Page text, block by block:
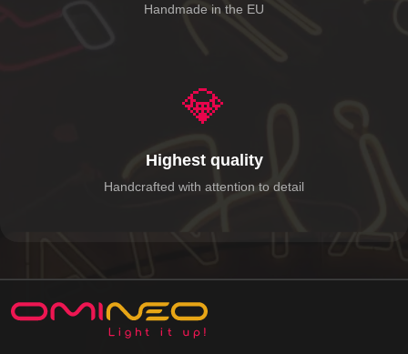
Handmade in the EU
💎
Highest quality
Handcrafted with attention to detail